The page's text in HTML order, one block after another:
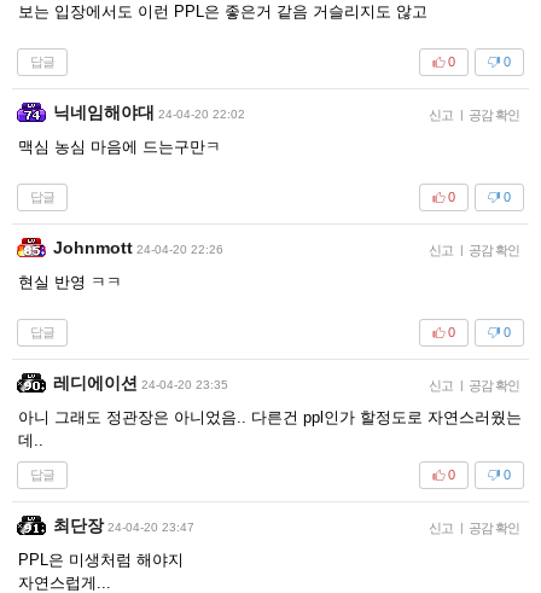
보는 입장에서도 이런 PPL은 좋은거 같음 거슬리지도 않고
답글 0
0
닉네임해야대 24-04-20 22:02 신고 | 공감 확인
맥심 농심 마음에 드는구만ㅋ
답글 0
0
Johnmott 24-04-20 22:26 신고 | 공감 확인
현실 반영 ㅋㅋ
답글 0
0
레디에이션 24-04-20 23:35 신고 | 공감 확인
아니 그래도 정관장은 아니었음.. 다른건 ppl인가 할정도로 자연스러웠는
데..
답글 0
0
최단장 24-04-20 23:47 신고 | 공감 확인
PPL은 미생처럼 해야지
자연스럽게...